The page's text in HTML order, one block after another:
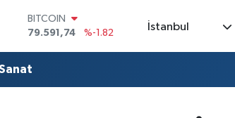
DOLAR
45,43620
%0.02
STERLİN
61,60380
%0.18
İstanbul